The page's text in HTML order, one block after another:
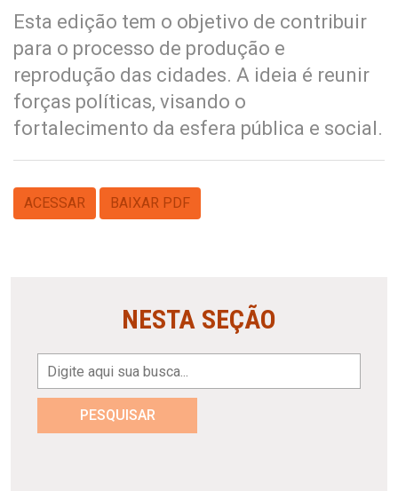
Esta edição tem o objetivo de contribuir
para o processo de produção e
reprodução das cidades. A ideia é reunir
forças políticas, visando o
fortalecimento da esfera pública e social.
ACESSAR BAIXAR PDF
NESTA SEÇÃO
PESQUISAR